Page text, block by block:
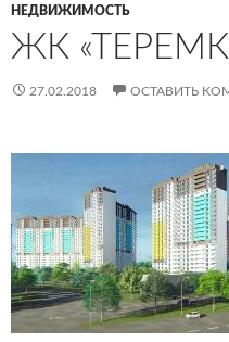
НЕДВИЖИМОСТЬ
ЖК
27.02.2018 ОСТАВИТЬ